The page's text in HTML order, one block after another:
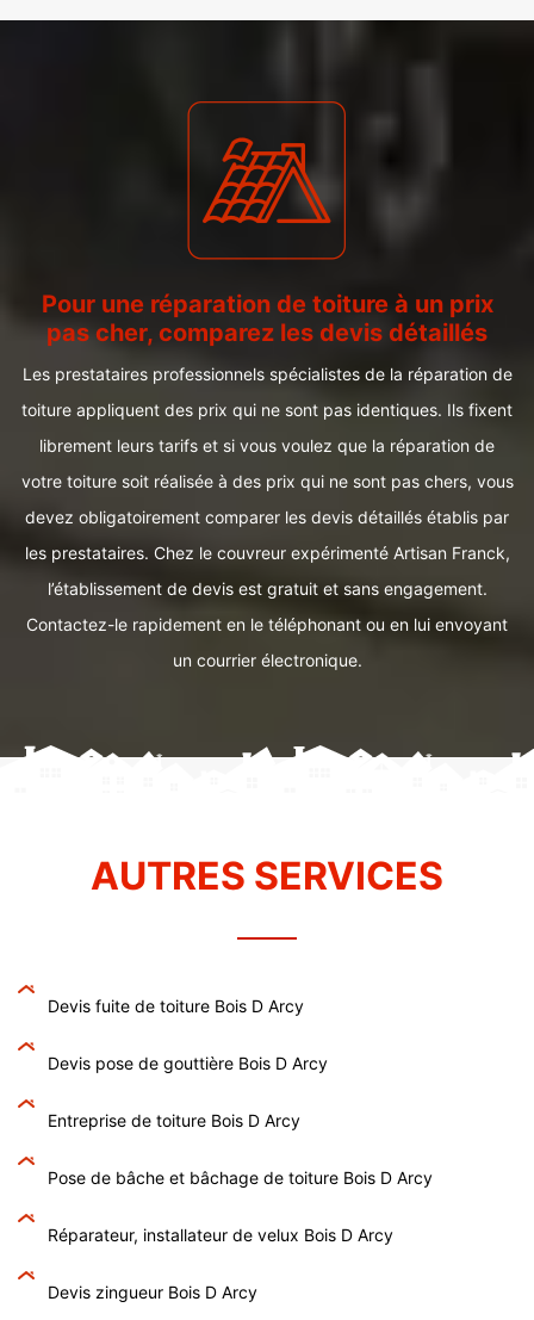
Pour une réparation de toiture à un prix
pas cher, comparez les devis détaillés
Les prestataires professionnels spécialistes de la réparation de
toiture appliquent des prix qui ne sont pas identiques. Ils fixent
librement leurs tarifs et si vous voulez que la réparation de
votre toiture soit réalisée à des prix qui ne sont pas chers, vous
devez obligatoirement comparer les devis détaillés établis par
les prestataires. Chez le couvreur expérimenté Artisan Franck,
l’établissement de devis est gratuit et sans engagement.
Contactez-le rapidement en le téléphonant ou en lui envoyant
un courrier électronique.
AUTRES SERVICES
Devis fuite de toiture Bois D Arcy
Devis pose de gouttière Bois D Arcy
Entreprise de toiture Bois D Arcy
Pose de bâche et bâchage de toiture Bois D Arcy
Réparateur, installateur de velux Bois D Arcy
Devis zingueur Bois D Arcy